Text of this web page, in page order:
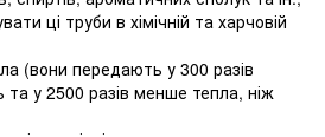
ці труби в хімічній та харчовій
(вони передають у 300 разів
у 2500 разів менше тепла, ніж